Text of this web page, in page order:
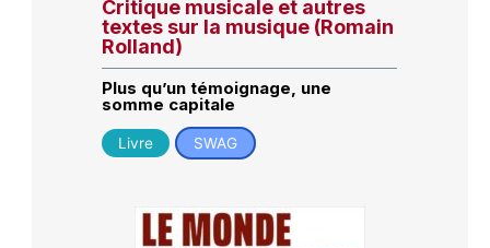
Critique musicale et autres
textes sur la musique (Romain
Rolland)
Plus qu’un témoignage, une
somme capitale
Livre SWAG